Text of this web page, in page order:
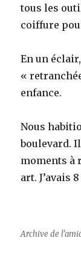
tous les
coiffure
En un
«
enfance.
Nous
boulevard.
moments à
art. J’avais
Archive de